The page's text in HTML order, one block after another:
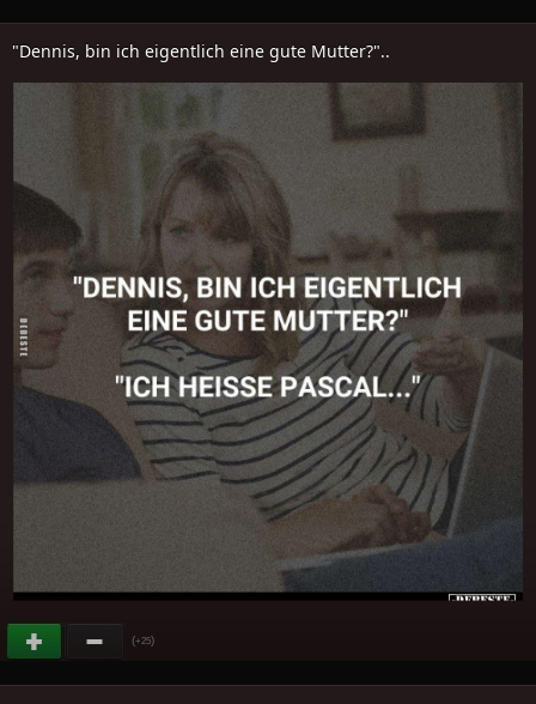
"Dennis, bin ich eigentlich eine gute Mutter?"..
(+25)